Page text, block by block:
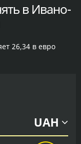
в Ивано-
26,34 в евро
UAH